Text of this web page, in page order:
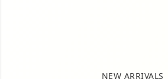
NEW ARRIVALS